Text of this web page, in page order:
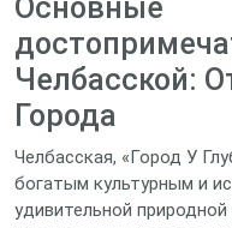
Основные
Челбасской:
Города
Челбасская, «Город У
богатым культурным и
удивительной